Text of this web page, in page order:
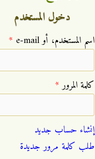
دخول المستخدم
‏اسم المستخدم، أو e-mail ‏ *
‏كلمة المرور ‏*
إنشاء حساب جديد
طلب كلمة مرور جديدة